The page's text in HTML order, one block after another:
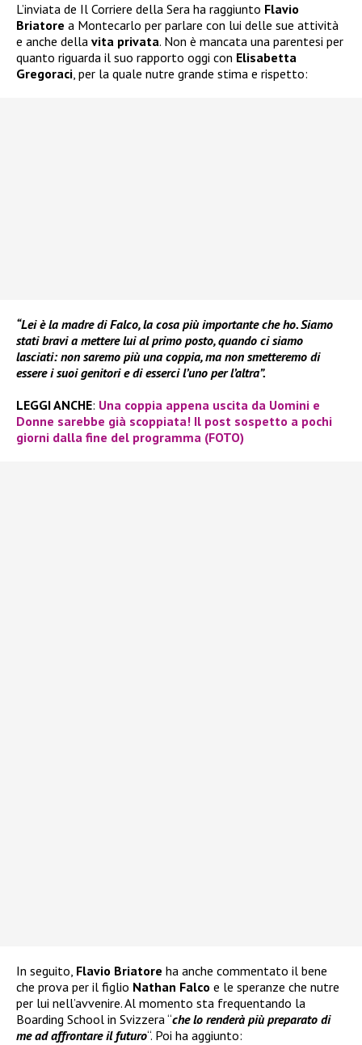
L’inviata de Il Corriere della Sera ha raggiunto Flavio
Briatore a Montecarlo per parlare con lui delle sue attività
e anche della vita privata. Non è mancata una parentesi per
quanto riguarda il suo rapporto oggi con Elisabetta
Gregoraci, per la quale nutre grande stima e rispetto:
“Lei è la madre di Falco, la cosa più importante che ho. Siamo
stati bravi a mettere lui al primo posto, quando ci siamo
lasciati: non saremo più una coppia, ma non smetteremo di
essere i suoi genitori e di esserci l’uno per l’altra”.
LEGGI ANCHE: Una coppia appena uscita da Uomini e
Donne sarebbe già scoppiata! Il post sospetto a pochi
giorni dalla fine del programma (FOTO)
In seguito, Flavio Briatore ha anche commentato il bene
che prova per il figlio Nathan Falco e le speranze che nutre
per lui nell’avvenire. Al momento sta frequentando la
Boarding School in Svizzera “che lo renderà più preparato di
me ad affrontare il futuro“. Poi ha aggiunto: